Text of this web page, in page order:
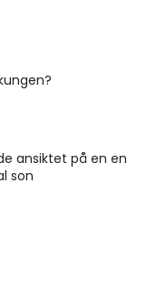
ansiktet på en en
son